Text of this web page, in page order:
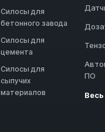
Силосы для
бетонного завода
Силосы для
цемента
Силосы для
сыпучих
материалов
ПО
Весь